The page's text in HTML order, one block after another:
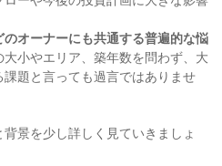
のオーナーにも共通する普遍的な悩
小やエリア、築年数を問わず、大
題と言っても過言ではありませ
景を少し詳しく見ていきましょ